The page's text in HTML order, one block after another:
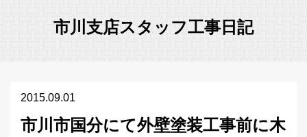
市川支店スタッフ工事日記
2015.09.01
市川市国分にて外壁塗装工事前に木